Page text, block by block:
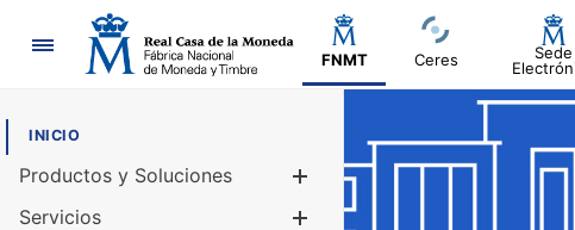
Navegación
FNMT Ceres
Sede
INICIO
Productos y Soluciones
Mostrar/Ocultar
Servicios